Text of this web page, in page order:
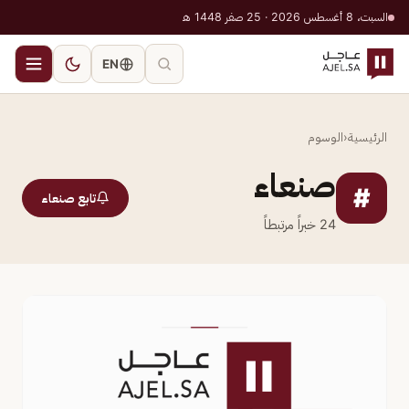
السبت، 8 أغسطس 2026 · 25 صفر 1448 هـ
EN
الرئيسية‹الوسوم
# صنعاء
24 خبراً مرتبطاً
تابع صنعاء